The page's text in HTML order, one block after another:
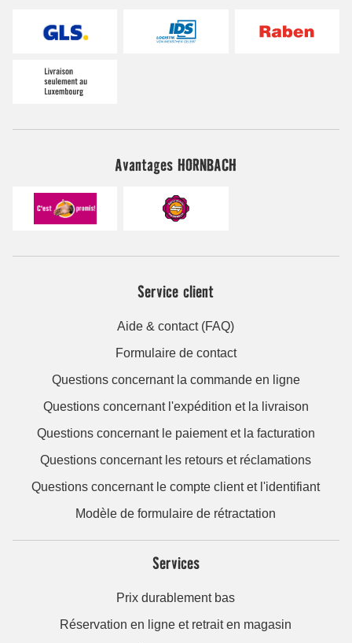
Avantages HORNBACH
Service client
Aide & contact (FAQ)
Formulaire de contact
Questions concernant la commande en ligne
Questions concernant l'expédition et la livraison
Questions concernant le paiement et la facturation
Questions concernant les retours et réclamations
Questions concernant le compte client et l'identifiant
Modèle de formulaire de rétractation
Services
Prix durablement bas
Réservation en ligne et retrait en magasin